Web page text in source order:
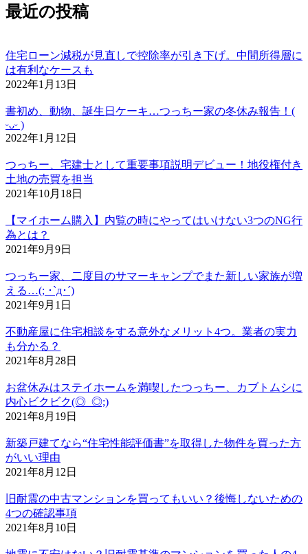
最近の投稿
住宅ローン減税が見直しで控除率が引き下げ。中間所得層に
は有利なケースも
2022年1月13日
書初め、動物、誕生日ケーキ…つっちー家の冬休み報告！(
ᵕᴗᵕ )
2022年1月12日
つっちー、宅建士として重要事項説明デビュー！地役権付き
土地の売買を担当
2021年10月18日
【マイホーム購入】内覧の時にやってはいけない3つのNG行
為とは？
2021年9月9日
つっちー家、二度目のサマーキャンプでまた新しい家族が増
える…(; ･`д･´)
2021年9月1日
不動産屋に住宅相談をする意外なメリット4つ。業者の実力
も分かる？
2021年8月28日
お盆休みはステイホームを満喫したつっちー、カブトムシに
内心ビクビク(◎_◎;)
2021年8月19日
新築戸建てなら“住宅性能評価書”を取得した物件を買った方
がいい理由
2021年8月12日
旧耐震の中古マンションを買ってもいい？後悔しないための
4つの確認事項
2021年8月10日